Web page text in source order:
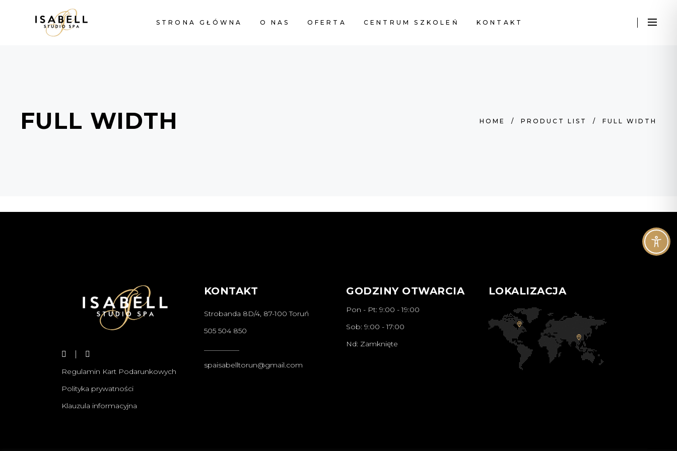
STRONA GŁÓWNA O NAS OFERTA CENTRUM SZKOLEŃ KONTAKT
FULL WIDTH HOME / PRODUCT LIST / FULL WIDTH
Regulamin Kart Podarunkowych
Polityka prywatności
Klauzula informacyjna
KONTAKT
Strobanda 8D/4, 87-100 Toruń
505 504 850
spaisabelltorun@gmail.com
GODZINY OTWARCIA
Pon - Pt: 9:00 - 19:00
Sob: 9:00 - 17:00
Nd: Zamknięte
LOKALIZACJA